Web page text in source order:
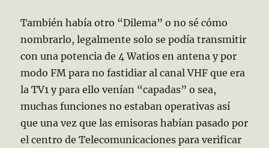
También había otro “Dilema” o no sé cómo
nombrarlo, legalmente solo se podía transmitir
con una potencia de 4 Watios en antena y por
modo FM para no fastidiar al canal VHF que era
la TV1 y para ello venían “capadas” o sea,
muchas funciones no estaban operativas así
que una vez que las emisoras habían pasado por
el centro de Telecomunicaciones para verificar